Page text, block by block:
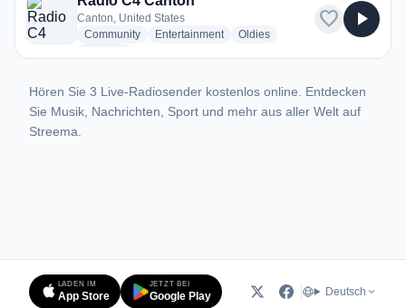
Canton, United States
Communityradio stations
Entertainmentradio stations
Oldiesradio stations
favorite play_arrow
Hören Sie 3 Live-Radiosender kostenlos online. Entdecken
Sie Musik, Nachrichten, Sport und mehr aus aller Welt auf
Streema.
LADEN IM
App Store
JETZT BEI
Google Play Deutsch